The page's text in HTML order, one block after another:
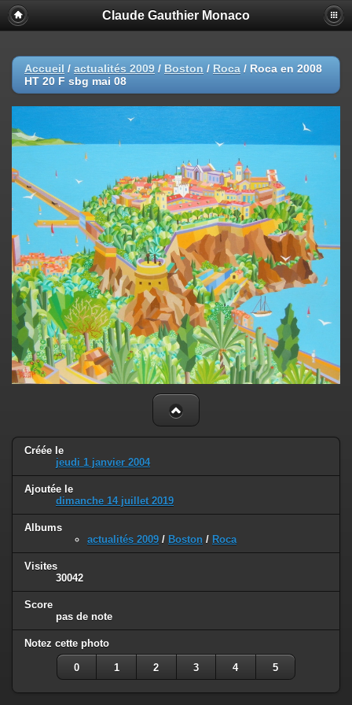
Claude Gauthier Monaco
Accueil / actualités 2009 / Boston / Roca / Roca en 2008
HT 20 F sbg mai 08
Créée le
jeudi 1 janvier 2004
Ajoutée le
dimanche 14 juillet 2019
Albums
actualités 2009 / Boston / Roca
Visites
30042
Score
pas de note
Notez cette photo
0 1 2 3 4 5